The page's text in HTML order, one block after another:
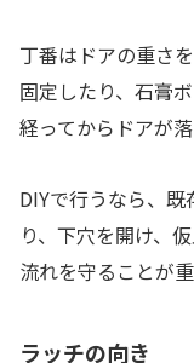
丁番はドアの重さ
固定したり、石膏
経ってからドアが
DIYで行うなら、
り、下穴を開け、
流れを守ることが重
ラッチの向き